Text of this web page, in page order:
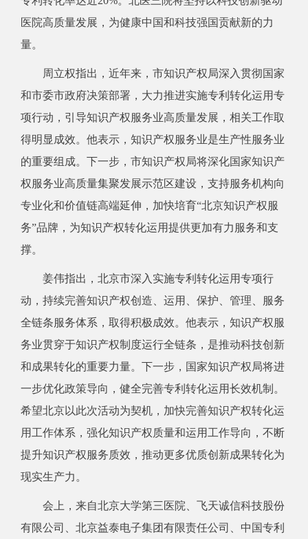
医院高质量发展，为健康中国和科技强国贡献新的力
量。
周立权指出，近年来，市知识产权局深入贯彻国家
和市委市政府决策部署，大力推进实施专利转化运用专
项行动，引导知识产权服务业高质量发展，相关工作取
得明显成效。他表示，知识产权服务业是生产性服务业
的重要组成。下一步，市知识产权局将深化国家知识产
权服务业高质量集聚发展示范区建设，支持服务机构向
专业化和价值链高端延伸，加快培育“北京知识产权服
务”品牌，为知识产权转化运用提供更加有力服务和支
撑。
姜伟指出，北京市深入实施专利转化运用专项行
动，持续完善知识产权创造、运用、保护、管理、服务
全链条服务体系，取得积极成效。他表示，知识产权服
务业贯穿于知识产权制度运行全链条，是推动科技创新
和成果转化的重要力量。下一步，国家知识产权局将进
一步优化政策导向，健全完善专利转化运用长效机制。
希望北京以此次活动为契机，加快完善知识产权转化运
用工作体系，强化知识产权质量和运用工作导向，不断
提升知识产权服务质效，推动更多优质创新成果转化为
现实生产力。
会上，来自北京大学第三医院、飞天诚信科技股份
有限公司、北京益泰电子集团有限责任公司、中国专利